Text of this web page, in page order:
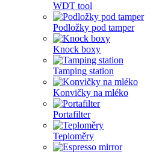
WDT tool
Podložky pod tamper
Knock boxy
Tamping station
Konvičky na mléko
Portafilter
Teploměry